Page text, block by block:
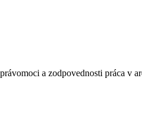
a zodpovednosti práca v